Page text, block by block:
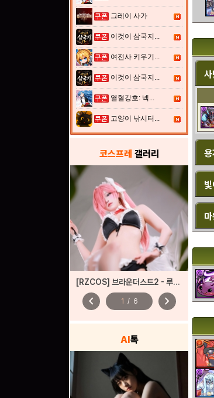
그레이 사가
이것이 삼국지...
여전사 키우기...
이것이 삼국지...
열혈강호: 넥...
고양이 낚시터...
코스프레 갤러리
[RZCOS] 브라운더스트2 - 루비아 (しる/sɪʀᴜ)
chevron_left 1 / 6 chevron_right
AI톡